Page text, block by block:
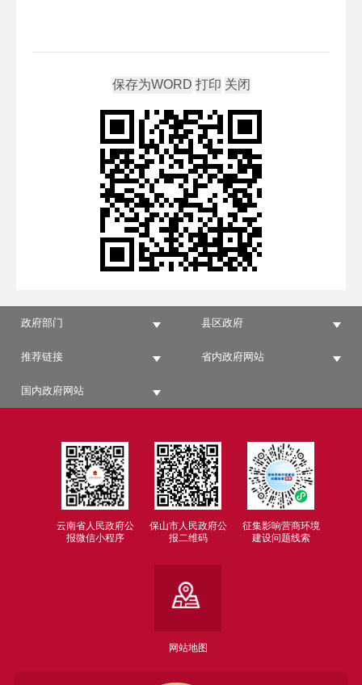
政府部门 县区政府
推荐链接 省内政府网站
国内政府网站
云南省人民政府公
报微信小程序
保山市人民政府公
报二维码
征集影响营商环境
建设问题线索
网站地图